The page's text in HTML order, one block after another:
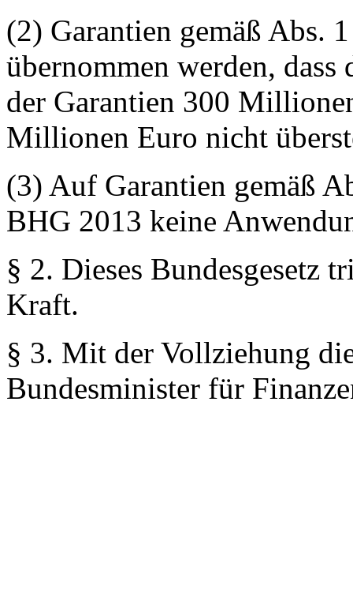
(2) Garantien gemäß Abs.
übernommen werden, dass
der Garantien 300
Millionen Euro nicht
(3) Auf Garantien gemäß
BHG 2013 keine
§ 2. Dieses Bundesgesetz
Kraft.
§ 3. Mit der Vollziehung
Bundesminister für